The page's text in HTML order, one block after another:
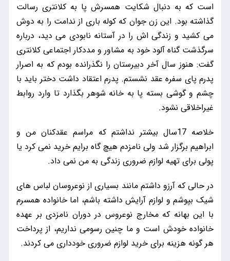
است که به دنبال شکایت همسرش پا به کلانتری رسالت
گذاشته بود. این زن جوان که کوله باری از ندامت را به دوش
می کشید و زندگی اش را در آستانه نابودی می دید، درباره
سرگذشت گناه آلود خود به مشاور و مددکار اجتماعی کلانتری
گفت: هنوز سال آخر دبیرستان را نگذرانده بودم که به اصرار
پدرم پای سفره عقد نشستم. پدرم اعتقاد داشت دختر باید با
چشم و گوشی بسته پا به خانه شوهر بگذارد تا وارد روابط
غیراخلاقی نشود.
خلاصه 17سال بیشتر نداشتم که مراسم عقدکنان من و
ابراهیم برگزار شد ولی نامزدم هیچ گاه برایم خرید نمی کرد یا
پولی برای تهیه لوازم ضروری زندگی به من نمی داد.
در حالی که آرزو داشتم مانند بسیاری از نوعروسان لباس های
شیک بپوشم و لوازم آرایش داشته باشم، اما خانواده همسرم
با این بهانه که مخارج نوعروس در دوران نامزدی بر عهده
خانواده خودش است و ما چنین رسومی نداریم، از پرداخت
هر گونه هزینه برای خرید لوازم ضروری خودداری می کردند.